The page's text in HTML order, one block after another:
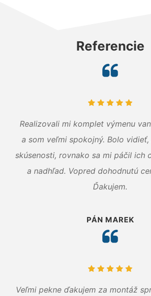
Referencie
Realizovali mi komplet výmenu
a som veľmi spokojný. Bolo
skúsenosti, rovnako sa mi páčil ich
a nadhľad. Vopred dohodnutú
Ďakujem.
PÁN MAREK
Veľmi pekne ďakujem za montáž